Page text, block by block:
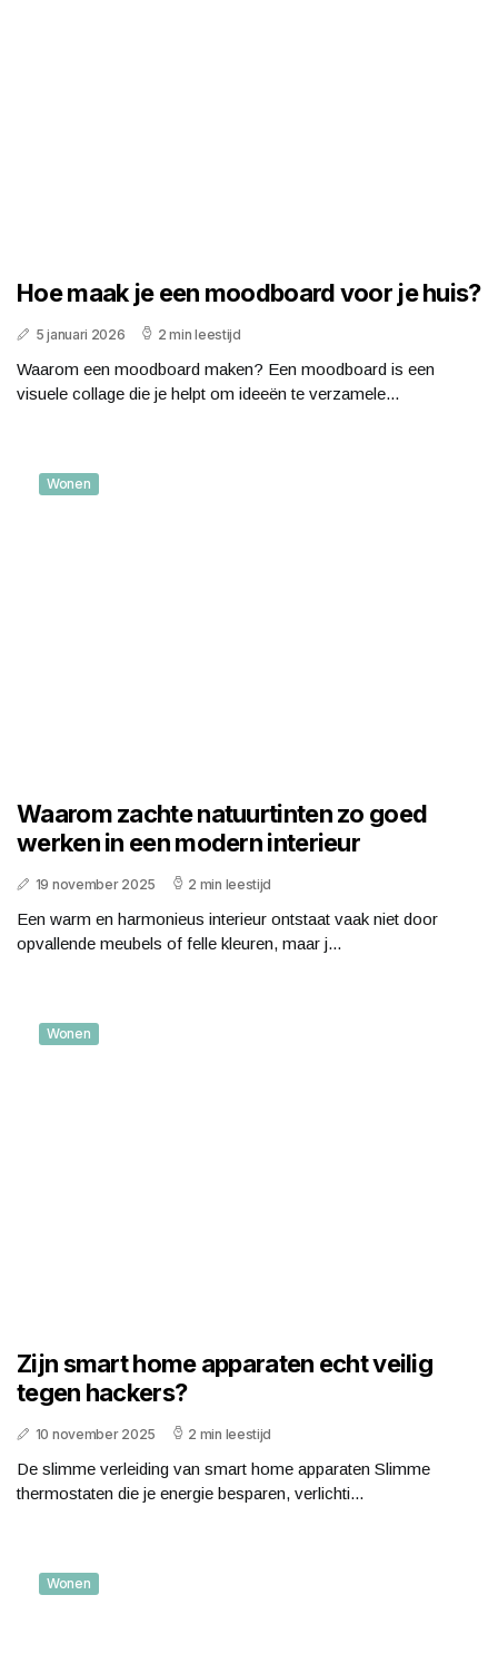
Hoe maak je een moodboard voor je huis?
5 januari 2026 2 min leestijd
Waarom een moodboard maken? Een moodboard is een
visuele collage die je helpt om ideeën te verzamele...
Wonen
Waarom zachte natuurtinten zo goed
werken in een modern interieur
19 november 2025 2 min leestijd
Een warm en harmonieus interieur ontstaat vaak niet door
opvallende meubels of felle kleuren, maar j...
Wonen
Zijn smart home apparaten echt veilig
tegen hackers?
10 november 2025 2 min leestijd
De slimme verleiding van smart home apparaten Slimme
thermostaten die je energie besparen, verlichti...
Wonen